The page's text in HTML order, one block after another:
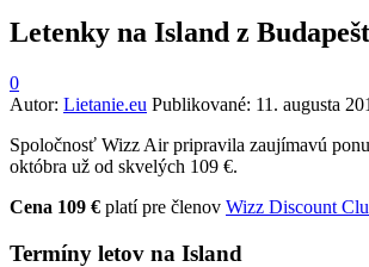
Letenky na Island z
0
Autor: Lietanie.eu Publikované: 11. augusta
Spoločnosť Wizz Air pripravila zaujímavú
októbra už od skvelých 109 €.
Cena 109 € platí pre členov Wizz Discount
Termíny letov na Island